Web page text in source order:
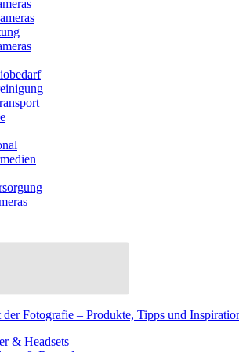
Fotografie – Produkte, Tipps und
& Headsets